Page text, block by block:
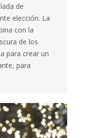
de
elección. La
con la
de los
para crear un
para